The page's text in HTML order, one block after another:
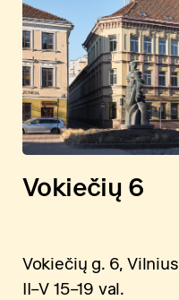
Vokiečių 6
Vokiečių g. 6, Vilnius
II–V 15–19 val.